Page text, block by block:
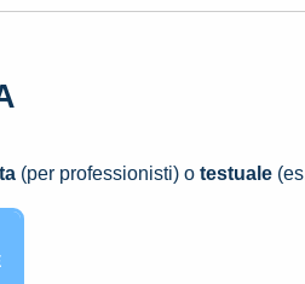
(per professionisti) o testuale